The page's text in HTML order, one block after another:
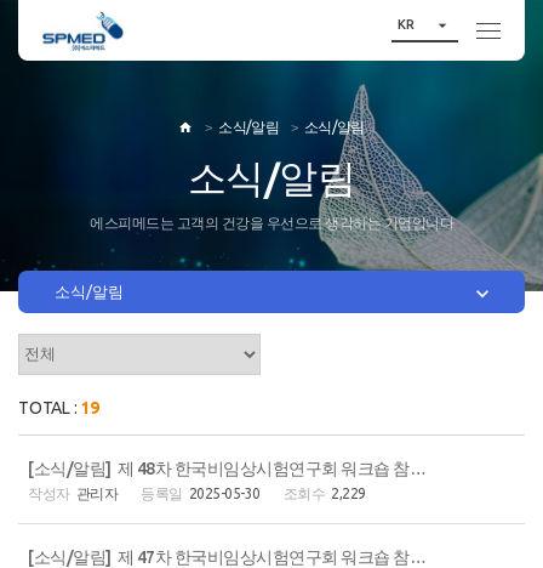
KR 
 소식/알림 소식/알림
소식/알림
에스피메드는 고객의 건강을 우선으로 생각하는 기업입니다
소식/알림 
TOTAL : 19
[소식/알림] 제 48차 한국비임상시험연구회 워크숍 참가 후기(5/23(금), 오프라인)
관리자 2025-05-30 2,229
[소식/알림] 제 47차 한국비임상시험연구회 워크숍 참가 후기(5/23(금), 오프라인)